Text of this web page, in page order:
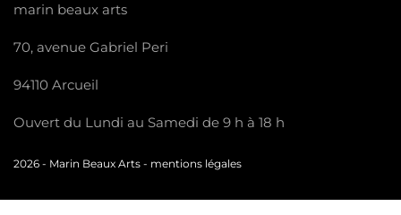
marin beaux arts
70, avenue Gabriel Peri
94110 Arcueil
Ouvert du Lundi au Samedi de 9 h à 18 h
2026 - Marin Beaux Arts - mentions légales